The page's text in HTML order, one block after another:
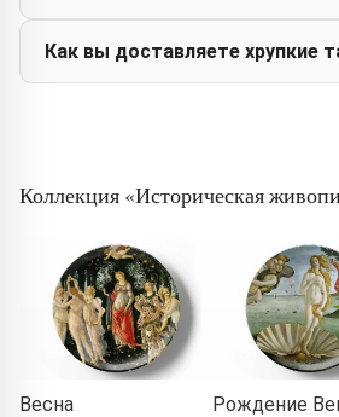
Как вы доставляете хрупкие
Коллекция «Историческая
Весна
Рождение